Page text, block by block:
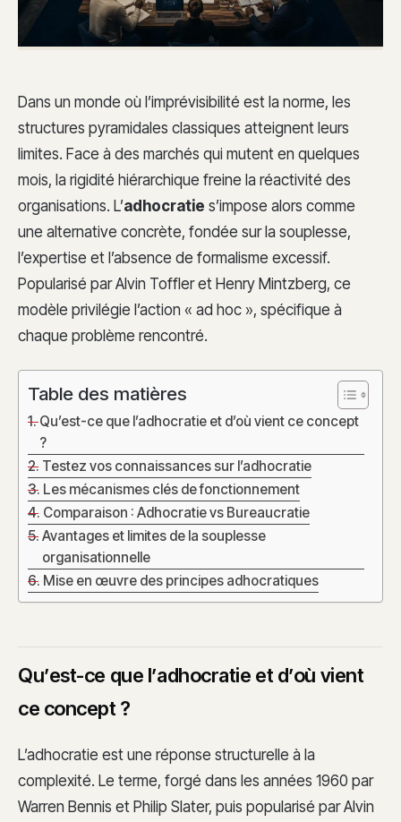
Dans un monde où l’imprévisibilité est la norme, les
structures pyramidales classiques atteignent leurs
limites. Face à des marchés qui mutent en quelques
mois, la rigidité hiérarchique freine la réactivité des
organisations. L’adhocratie s’impose alors comme
une alternative concrète, fondée sur la souplesse,
l’expertise et l’absence de formalisme excessif.
Popularisé par Alvin Toffler et Henry Mintzberg, ce
modèle privilégie l’action « ad hoc », spécifique à
chaque problème rencontré.
Table des matières
Qu’est-ce que l’adhocratie et d’où vient ce concept
?
Testez vos connaissances sur l’adhocratie
Les mécanismes clés de fonctionnement
Comparaison : Adhocratie vs Bureaucratie
Avantages et limites de la souplesse
organisationnelle
Mise en œuvre des principes adhocratiques
Qu’est-ce que l’adhocratie et d’où vient
ce concept ?
L’adhocratie est une réponse structurelle à la
complexité. Le terme, forgé dans les années 1960 par
Warren Bennis et Philip Slater, puis popularisé par Alvin